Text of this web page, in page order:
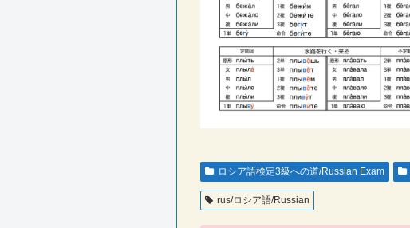
ロシア語検定3級への道/Russian Exam
rus/ロシア語/Russian